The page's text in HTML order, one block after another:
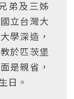
弟及三姊
立台灣大
學深造，
於匹茨堡
是親省，
日。